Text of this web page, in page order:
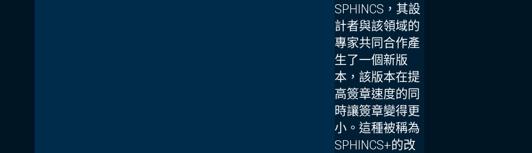
SPHINCS，其設
計者與該領域的
專家共同合作產
生了一個新版
本，該版本在提
高簽章速度的同
時讓簽章變得更
小。這種被稱為
SPHINCS+的改